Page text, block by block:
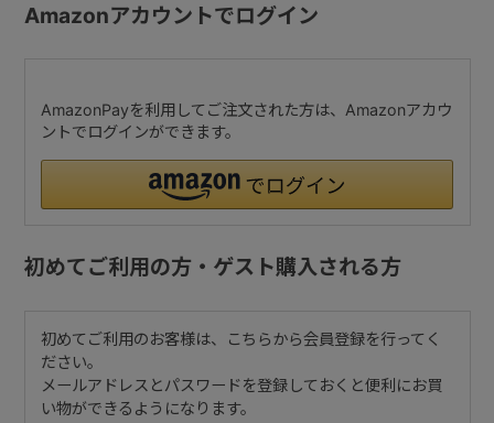
Amazonアカウントでログイン
AmazonPayを利用してご注文された方は、Amazonアカウ
ントでログインができます。
初めてご利用の方・ゲスト購入される方
初めてご利用のお客様は、こちらから会員登録を行ってく
ださい。
メールアドレスとパスワードを登録しておくと便利にお買
い物ができるようになります。